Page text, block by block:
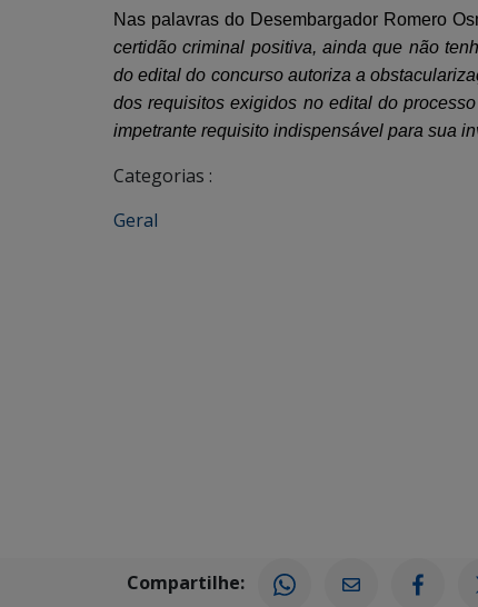
Nas palavras do Desembargador Romero
certidão criminal positiva, ainda que não
do edital do concurso autoriza a
dos requisitos exigidos no edital do
impetrante requisito indispensável para sua
Categorias :
Geral
Compartilhe: